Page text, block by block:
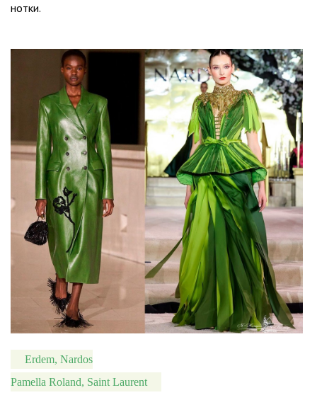
нотки.
Erdem, Nardos
Pamella Roland, Saint Laurent